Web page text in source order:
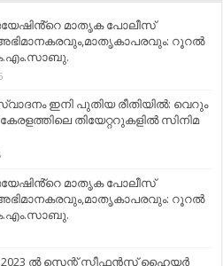
മാതൃക പോലീസ്
റൂറൽ
ഇനി പുതിയ രീതിയിൽ: വെറും
തിയേറ്ററുകളിൽ സിനിമ
മാതൃക പോലീസ്
റൂറൽ
2023 ൽ സെന്റ് സ്റ്റീഫൻസ് ഹൈയർ